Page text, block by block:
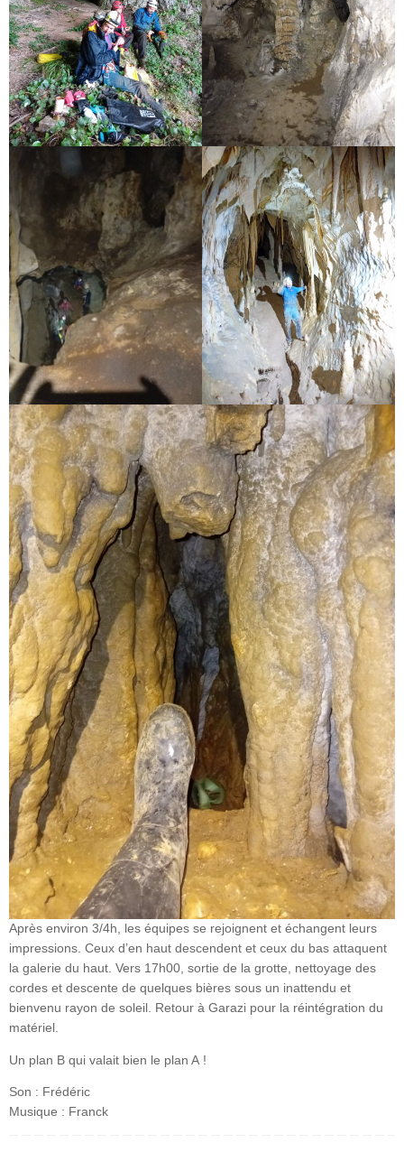
Après environ 3/4h, les équipes se rejoignent et échangent leurs
impressions. Ceux d’en haut descendent et ceux du bas attaquent
la galerie du haut. Vers 17h00, sortie de la grotte, nettoyage des
cordes et descente de quelques bières sous un inattendu et
bienvenu rayon de soleil. Retour à Garazi pour la réintégration du
matériel.
Un plan B qui valait bien le plan A !
Son : Frédéric
Musique : Franck